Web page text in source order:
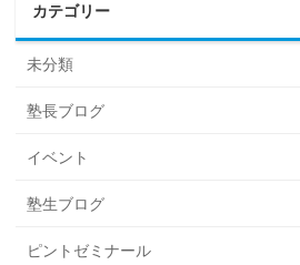
カテゴリー
未分類
塾長ブログ
イベント
塾生ブログ
ピントゼミナール